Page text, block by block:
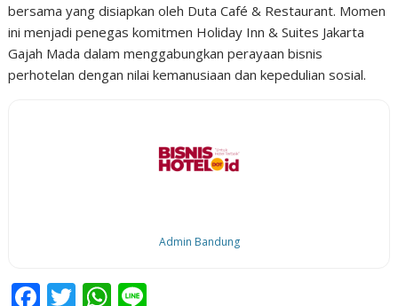
bersama yang disiapkan oleh Duta Café & Restaurant. Momen
ini menjadi penegas komitmen Holiday Inn & Suites Jakarta
Gajah Mada dalam menggabungkan perayaan bisnis
perhotelan dengan nilai kemanusiaan dan kepedulian sosial.
Admin Bandung
F T W